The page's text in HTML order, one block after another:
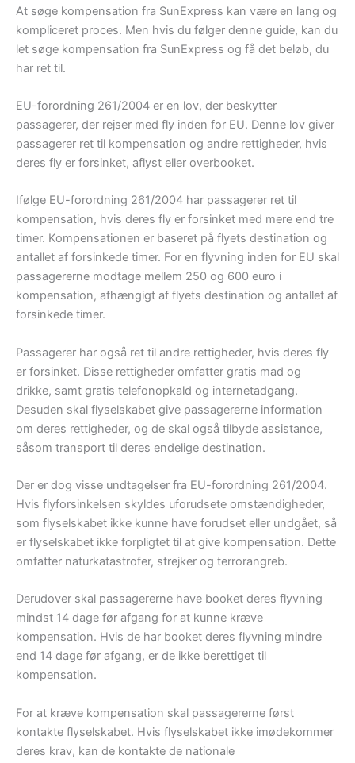
At søge kompensation fra SunExpress kan være en lang og
kompliceret proces. Men hvis du følger denne guide, kan du
let søge kompensation fra SunExpress og få det beløb, du
har ret til.
EU-forordning 261/2004 er en lov, der beskytter
passagerer, der rejser med fly inden for EU. Denne lov giver
passagerer ret til kompensation og andre rettigheder, hvis
deres fly er forsinket, aflyst eller overbooket.
Ifølge EU-forordning 261/2004 har passagerer ret til
kompensation, hvis deres fly er forsinket med mere end tre
timer. Kompensationen er baseret på flyets destination og
antallet af forsinkede timer. For en flyvning inden for EU skal
passagererne modtage mellem 250 og 600 euro i
kompensation, afhængigt af flyets destination og antallet af
forsinkede timer.
Passagerer har også ret til andre rettigheder, hvis deres fly
er forsinket. Disse rettigheder omfatter gratis mad og
drikke, samt gratis telefonopkald og internetadgang.
Desuden skal flyselskabet give passagererne information
om deres rettigheder, og de skal også tilbyde assistance,
såsom transport til deres endelige destination.
Der er dog visse undtagelser fra EU-forordning 261/2004.
Hvis flyforsinkelsen skyldes uforudsete omstændigheder,
som flyselskabet ikke kunne have forudset eller undgået, så
er flyselskabet ikke forpligtet til at give kompensation. Dette
omfatter naturkatastrofer, strejker og terrorangreb.
Derudover skal passagererne have booket deres flyvning
mindst 14 dage før afgang for at kunne kræve
kompensation. Hvis de har booket deres flyvning mindre
end 14 dage før afgang, er de ikke berettiget til
kompensation.
For at kræve kompensation skal passagererne først
kontakte flyselskabet. Hvis flyselskabet ikke imødekommer
deres krav, kan de kontakte de nationale